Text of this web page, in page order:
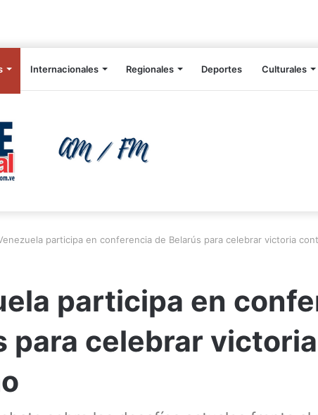
Internacionales Regionales Deportes Culturales
participa en conferencia de Belarús para celebrar victoria
participa en
para celebrar